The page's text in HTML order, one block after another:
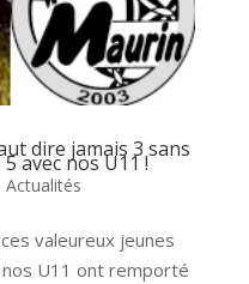
dire jamais 3 sans
avec nos U11 !
Actualités
valeureux jeunes
U11 ont remporté